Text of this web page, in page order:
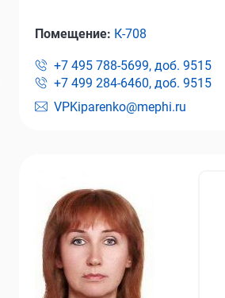
VPKiparenko@mephi.ru
Помещение: К-708
+7 495 788-5699, доб. 9515
+7 499 284-6460, доб. 9515